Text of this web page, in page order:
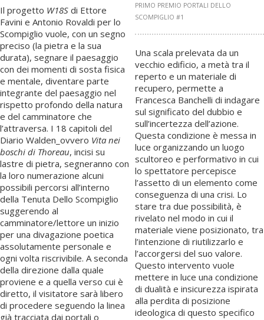
Il progetto W18S di Ettore
Favini e Antonio Rovaldi per lo
Scompiglio vuole, con un segno
preciso (la pietra e la sua
durata), segnare il paesaggio
con dei momenti di sosta fisica
e mentale, diventare parte
integrante del paesaggio nel
rispetto profondo della natura
e del camminatore che
l’attraversa. I 18 capitoli del
Diario Walden_ovvero Vita nei
boschi di Thoreau, incisi su
lastre di pietra, segneranno con
la loro numerazione alcuni
possibili percorsi all’interno
della Tenuta Dello Scompiglio
suggerendo al
camminatore/lettore un inizio
per una divagazione poetica
assolutamente personale e
ogni volta riscrivibile. A seconda
della direzione dalla quale
proviene e a quella verso cui è
diretto, il visitatore sarà libero
di procedere seguendo la linea
già tracciata dai portali o
PRIMO PREMIO PORTALI DELLO
SCOMPIGLIO #1
Una scala prelevata da un
vecchio edificio, a metà tra il
reperto e un materiale di
recupero, permette a
Francesca Banchelli di indagare
sul significato del dubbio e
sull’incertezza dell’azione.
Questa condizione è messa in
luce organizzando un luogo
scultoreo e performativo in cui
lo spettatore percepisce
l’assetto di un elemento come
conseguenza di una crisi. Lo
stare tra due possibilità, è
rivelato nel modo in cui il
materiale viene posizionato, tra
l’intenzione di riutilizzarlo e
l’accorgersi del suo valore.
Questo intervento vuole
mettere in luce una condizione
di dualità e insicurezza ispirata
alla perdita di posizione
ideologica di questo specifico